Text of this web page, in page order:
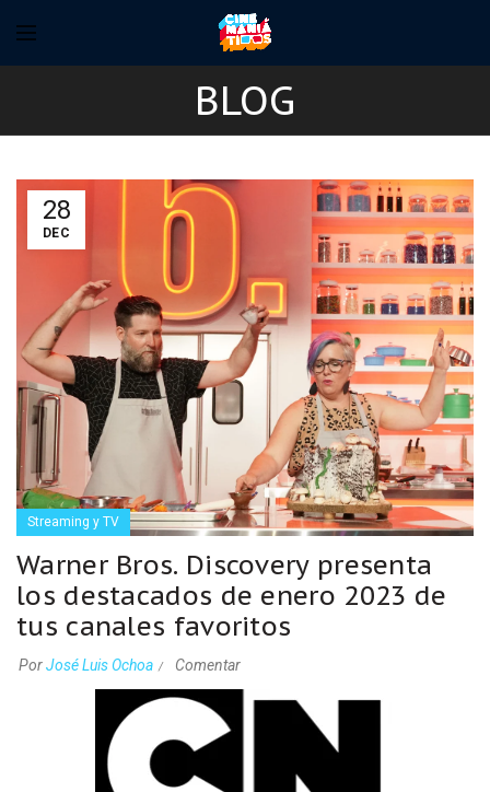
BLOG
28
DEC
Streaming y TV
Warner Bros. Discovery presenta
los destacados de enero 2023 de
tus canales favoritos
PorJosé Luis Ochoa Comentar